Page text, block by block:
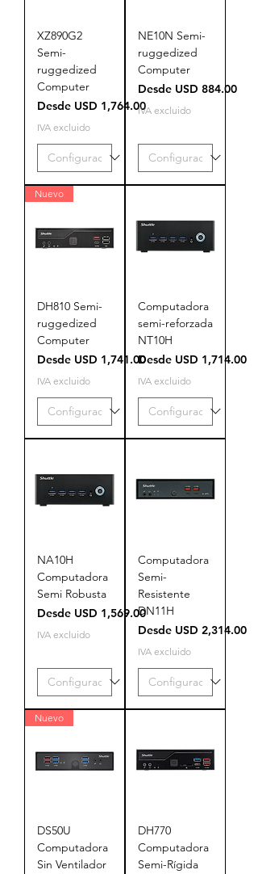
XZ890G2
Semi-
ruggedized
Computer
Desde USD 1,764.00
Precio de oferta
IVA excluido
NE10N Semi-
ruggedized
Computer
Desde USD 884.00
Precio de oferta
IVA excluido
Nuevo
DH810 Semi-
ruggedized
Computer
Desde USD 1,741.00
Precio de oferta
IVA excluido
Computadora
semi-reforzada
NT10H
Desde USD 1,714.00
Precio de oferta
IVA excluido
NA10H
Computadora
Semi Robusta
Desde USD 1,569.00
Precio de oferta
IVA excluido
Computadora
Semi-
Resistente
DN11H
Desde USD 2,314.00
Precio de oferta
IVA excluido
Nuevo
DS50U
Computadora
Sin Ventilador
DH770
Computadora
Semi-Rígida